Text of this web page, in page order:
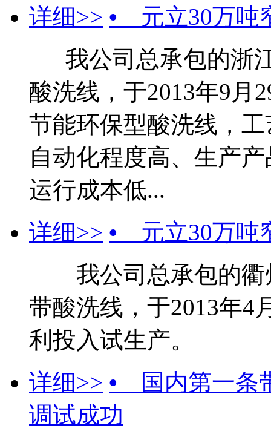
详细>> • 元立30万吨
我公司总承包的浙
酸洗线，于2013年9月
节能环保型酸洗线，
自动化程度高、生产
运行成本低...
详细>> • 元立30万吨
我公司总承包的衢
带酸洗线，于2013年4
利投入试生产。
详细>> • 国内第一条
调试成功